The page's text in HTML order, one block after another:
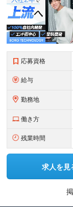
応募資格
給与
勤務地
働き方
残業時間
求人を見